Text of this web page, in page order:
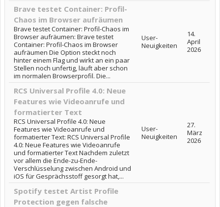
Brave testet Container: Profil-
Chaos im Browser aufräumen
Brave testet Container: Profil-Chaos im
Browser aufräumen: Brave testet
Container: Profil-Chaos im Browser
aufräumen Die Option steckt noch
hinter einem Flag und wirkt an ein paar
Stellen noch unfertig, läuft aber schon
im normalen Browserprofil. Die...
User-
Neuigkeiten
14.
April
2026
RCS Universal Profile 4.0: Neue
Features wie Videoanrufe und
formatierter Text
RCS Universal Profile 4.0: Neue
Features wie Videoanrufe und
formatierter Text: RCS Universal Profile
4.0: Neue Features wie Videoanrufe
und formatierter Text Nachdem zuletzt
vor allem die Ende-zu-Ende-
Verschlüsselung zwischen Android und
iOS für Gesprächsstoff gesorgt hat,...
User-
Neuigkeiten
27.
März
2026
Spotify testet Artist Profile
Protection gegen falsche